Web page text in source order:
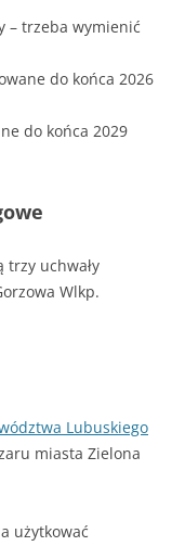
– trzeba wymienić
do końca 2026
do końca 2029
uchwały
Wlkp.
Lubuskiego
miasta Zielona
użytkować